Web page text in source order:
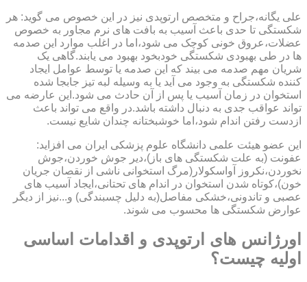
علی یگانه،جراح و متخصص ارتوپدی نیز در این خصوص می گوید: هر
شکستگی تا حدی باعث آسیب به بافت های نرم مجاور به خصوص
عضلات،عروق خونی کوچک می شود،اما در اغلب موارد این صدمه
ها در طی بهبودی شکستگی خودبخود بهبود می یابند.گاهی یک
شریان مهم صدمه می بیند که این صدمه یا توسط عوامل ایجاد
کننده شکستگی به وجود می آید یا به وسیله لبه تیز جابجا شده
استخوان در زمان آسیب یا پس از آن حادث می شود.این عارضه می
تواند عواقب جدی به دنبال داشته باشد.در واقع می تواند باعث
ازدست رفتن اندام شود،اما خوشبختانه چندان شایع نیست.
این عضو هیئت علمی دانشگاه علوم پزشکی ایران می افزاید:
عفونت (به علت شکستگی های باز)،دیر جوش خوردن،جوش
نخوردن،نکروز آواسکولار(مرگ استخوانی ناشی از نقصان جریان
خون)،کوتاه شدن استخوان در اندام های تحتانی،ایجاد آسیب های
عصبی و تاندونی،خشکی مفاصل(به دلیل چسبندگی) و...نیز از دیگر
عوارض شکستگی ها محسوب می شوند.
اورژانس های ارتوپدی و اقدامات اساسی
اولیه چیست؟